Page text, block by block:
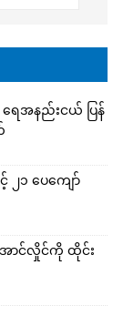
ေအနည်းငယ် ပြန်
၂၁ ပေကျော်
ာင်လှိုင်ကို ထိုင်း